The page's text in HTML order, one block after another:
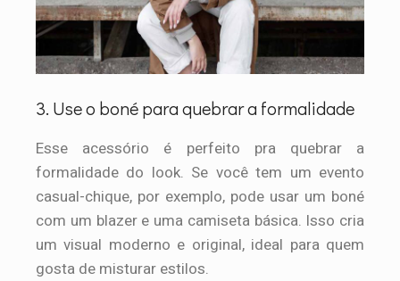
3. Use o boné para quebrar a formalidade
Esse acessório é perfeito pra quebrar a
formalidade do look. Se você tem um evento
casual-chique, por exemplo, pode usar um boné
com um blazer e uma camiseta básica. Isso cria
um visual moderno e original, ideal para quem
gosta de misturar estilos.